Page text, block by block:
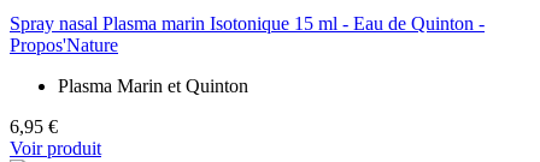
Spray nasal Plasma marin Isotonique 15 ml - Eau de Quinton -
Propos'Nature
Plasma Marin et Quinton
6,95 €
Voir produit